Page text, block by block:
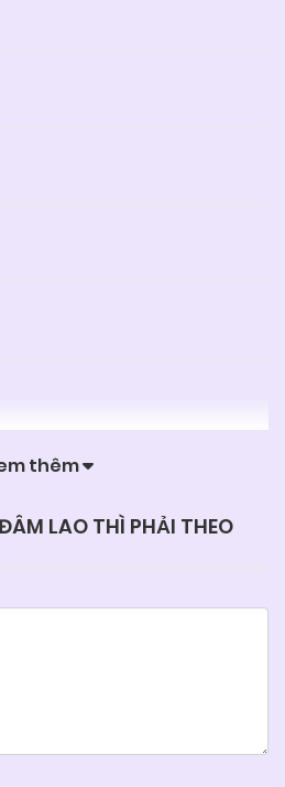
thêm
LAO THÌ PHẢI THEO